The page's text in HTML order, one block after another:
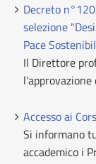
Decreto
selezione
Pace
Il Direttore
Accesso ai
Si informano
accademico i